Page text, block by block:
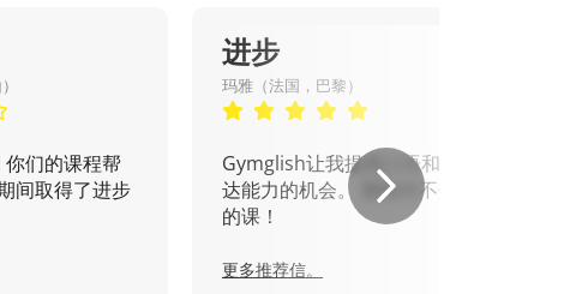
们的课程帮
间取得了进步
进步
玛雅（法国，巴黎）
Gymglish让我提高口语和书面表
达能力的机会。 我绝对不会错过
的课！
更多推荐信。